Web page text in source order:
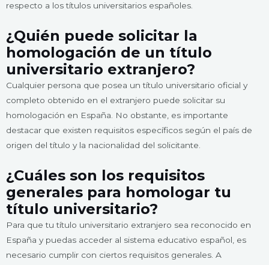
respecto a los títulos universitarios españoles.
¿Quién puede solicitar la
homologación de un título
universitario extranjero?
Cualquier persona que posea un título universitario oficial y
completo obtenido en el extranjero puede solicitar su
homologación en España. No obstante, es importante
destacar que existen requisitos específicos según el país de
origen del título y la nacionalidad del solicitante.
¿Cuáles son los requisitos
generales para homologar tu
título universitario?
Para que tu título universitario extranjero sea reconocido en
España y puedas acceder al sistema educativo español, es
necesario cumplir con ciertos requisitos generales. A